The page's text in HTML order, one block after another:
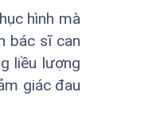
hình mà
bác sĩ can
liều lượng
giác đau